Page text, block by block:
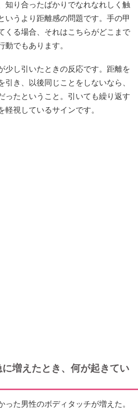
知り合ったばかりでなれなれしく触
いうより距離感の問題です。手の甲
くる場合、それはこちらがどこまで
動でもあります。
少し引いたときの反応です。距離を
引き、以後同じことをしないなら、
ったということ。引いても繰り返す
軽視しているサインです。
増えたとき、何が起きてい
った男性のボディタッチが増えた。